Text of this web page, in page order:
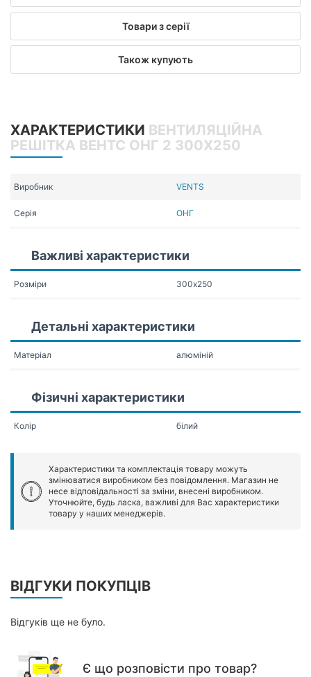
Товари з серії
Також купують
ХАРАКТЕРИСТИКИ ВЕНТИЛЯЦІЙНА
РЕШІТКА ВЕНТС ОНГ 2 300Х250
Виробник VENTS
Серія ОНГ
Важливі характеристики
Розміри 300х250
Детальні характеристики
Матеріал алюміній
Фізичні характеристики
Колір білий
Характеристики та комплектація товару можуть
змінюватися виробником без повідомлення. Магазин не
несе відповідальності за зміни, внесені виробником.
Уточнюйте, будь ласка, важливі для Вас характеристики
товару у наших менеджерів.
ВІДГУКИ ПОКУПЦІВ
Відгуків ще не було.
Є що розповісти про товар?